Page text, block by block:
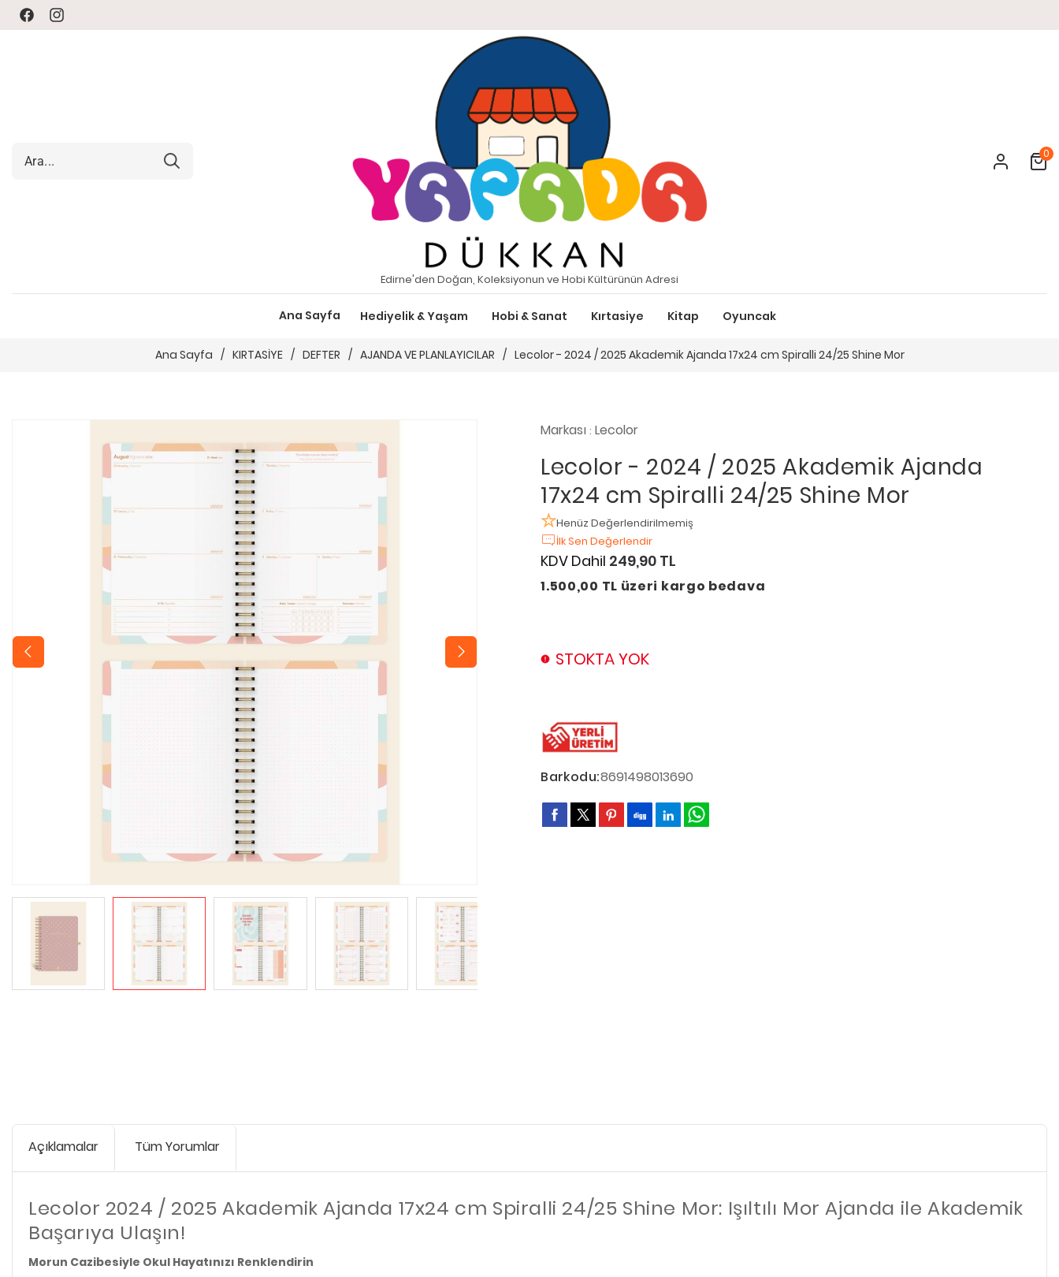
FacebookInstagram
Edirne'den Doğan, Koleksiyonun ve Hobi Kültürünün Adresi
Ana Sayfa Hediyelik & Yaşam Hobi & Sanat Kırtasiye Kitap Oyuncak
Cart
0
Ana Sayfa / KIRTASİYE / DEFTER / AJANDA VE PLANLAYICILAR / Lecolor - 2024 / 2025 Akademik Ajanda 17x24 cm Spiralli 24/25 Shine Mor
Markası: Lecolor
Lecolor - 2024 / 2025 Akademik Ajanda
17x24 cm Spiralli 24/25 Shine Mor
Henüz Değerlendirilmemiş
İlk Sen Değerlendir
KDV Dahil 249,90 TL
1.500,00 TL üzeri kargo bedava
STOKTA YOK
Barkodu:8691498013690
Açıklamalar Tüm Yorumlar
Lecolor 2024 / 2025 Akademik Ajanda 17x24 cm Spiralli 24/25 Shine Mor: Işıltılı Mor Ajanda ile Akademik
Başarıya Ulaşın!
Morun Cazibesiyle Okul Hayatınızı Renklendirin